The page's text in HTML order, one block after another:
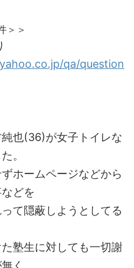
＞＞
qa/question
也(36)が女子トイレな
。
ホームページなどから
どを
て隠蔽しようとしてる
塾生に対しても一切謝
く